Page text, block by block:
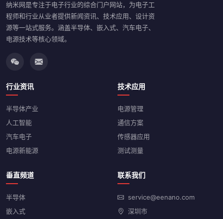
纳米网是专注于电子行业的综合门户网站，为电子工
程师和行业从业者提供新闻资讯、技术应用、设计资
源等一站式服务。涵盖半导体、嵌入式、汽车电子、
电源技术等核心领域。
行业资讯
半导体产业
人工智能
汽车电子
电源新能源
技术应用
电源管理
通信方案
传感器应用
测试测量
垂直频道
半导体
嵌入式
联系我们
service@eenano.com
深圳市